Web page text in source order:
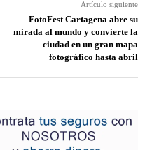
Artículo siguiente
FotoFest Cartagena abre su
mirada al mundo y convierte la
ciudad en un gran mapa
fotográfico hasta abril